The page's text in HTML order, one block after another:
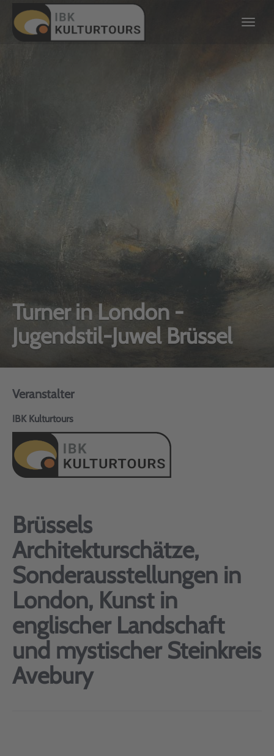
Turner in London -
Jugendstil-Juwel Brüssel
Veranstalter
IBK Kulturtours
Brüssels
Architekturschätze,
Sonderausstellungen in
London, Kunst in
englischer Landschaft
und mystischer Steinkreis
Avebury